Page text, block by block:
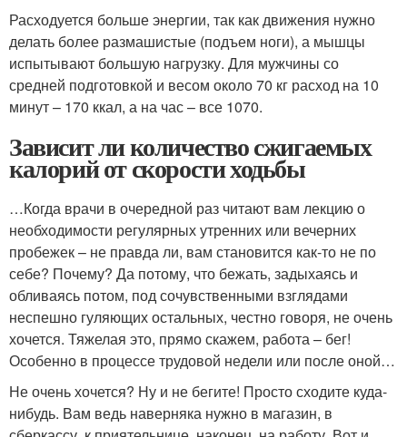
Расходуется больше энергии, так как движения нужно
делать более размашистые (подъем ноги), а мышцы
испытывают большую нагрузку. Для мужчины со
средней подготовкой и весом около 70 кг расход на 10
минут – 170 ккал, а на час – все 1070.
Зависит ли количество сжигаемых
калорий от скорости ходьбы
…Когда врачи в очередной раз читают вам лекцию о
необходимости регулярных утренних или вечерних
пробежек – не правда ли, вам становится как-то не по
себе? Почему? Да потому, что бежать, задыхаясь и
обливаясь потом, под сочувственными взглядами
неспешно гуляющих остальных, честно говоря, не очень
хочется. Тяжелая это, прямо скажем, работа – бег!
Особенно в процессе трудовой недели или после оной…
Не очень хочется? Ну и не бегите! Просто сходите куда-
нибудь. Вам ведь наверняка нужно в магазин, в